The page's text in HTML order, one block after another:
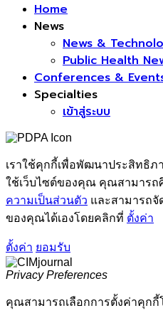
Home
News
News &
Public Health
Conferences &
Specialties
เข้าสู่ระบบ
เราใช้คุกกี้เพื่อพัฒนาประสิทธิ
ใช้เว็บไซต์ของคุณ คุณสามารถ
ความเป็นส่วนตัว และสามารถจั
ของคุณได้เองโดยคลิกที่ ตั้งค่า
ตั้งค่า ยอมรับ
Privacy Preferences
คุณสามารถเลือกการตั้งค่าคุกกี้